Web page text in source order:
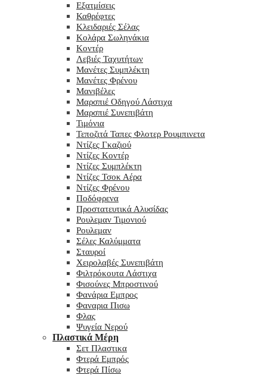
Εξατμίσεις
Καθρέφτες
Κλειδαριές Σέλας
Κολάρα Σωληνάκια
Κοντέρ
Λεβιές Ταχυτήτων
Μανέτες Συμπλέκτη
Μανέτες Φρένου
Μανιβέλες
Μαρσπιέ Οδηγού Λάστιχα
Μαρσπιέ Συνεπιβάτη
Τιμόνια
Τεποζιτά Ταπες Φλοτερ Ρουμπινετα
Ντίζες Γκαζιού
Ντίζες Κοντέρ
Ντίζες Συμπλέκτη
Ντίζες Τσοκ Αέρα
Ντίζες Φρένου
Ποδόφρενα
Προστατευτικά Αλυσίδας
Ρουλεμαν Τιμονιού
Ρουλεμαν
Σέλες Καλύμματα
Σταυροί
Χειρολαβές Συνεπιβάτη
Φιλτρόκουτα Λάστιχα
Φισούνες Μπροστινού
Φανάρια Εμπρος
Φαναρια Πισω
Φλας
Ψυγεία Νερού
Πλαστικά Μέρη
Σετ Πλαστικα
Φτερά Εμπρός
Φτερά Πίσω